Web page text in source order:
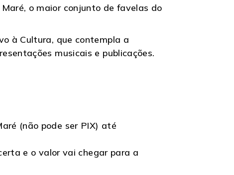
o maior conjunto de favelas do
à Cultura, que contempla a
musicais e publicações.
(não pode ser PIX) até
e o valor vai chegar para a